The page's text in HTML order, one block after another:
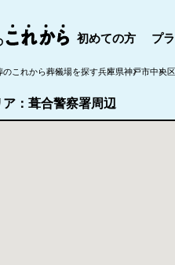
初めての方 プ
のこれから葬儀場を探す兵庫県神戸市中央区
：葺合警察署周辺